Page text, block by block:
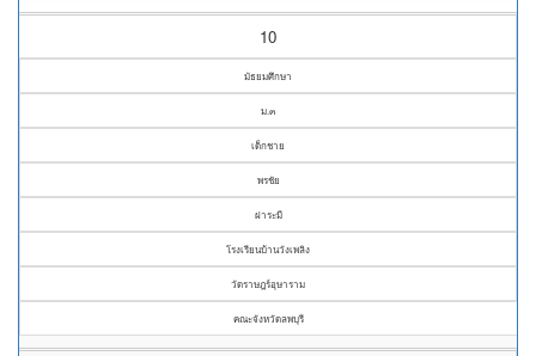
10
มัธยมศึกษา
ม.๓
เด็กชาย
พรชัย
ฝาระมี
โรงเรียนบ้านวังเพลิง
วัดราษฎร์อุษาราม
คณะจังหวัดลพบุรี